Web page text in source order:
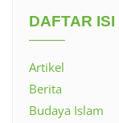
DAFTAR ISI
Artikel
Berita
Budaya Islam